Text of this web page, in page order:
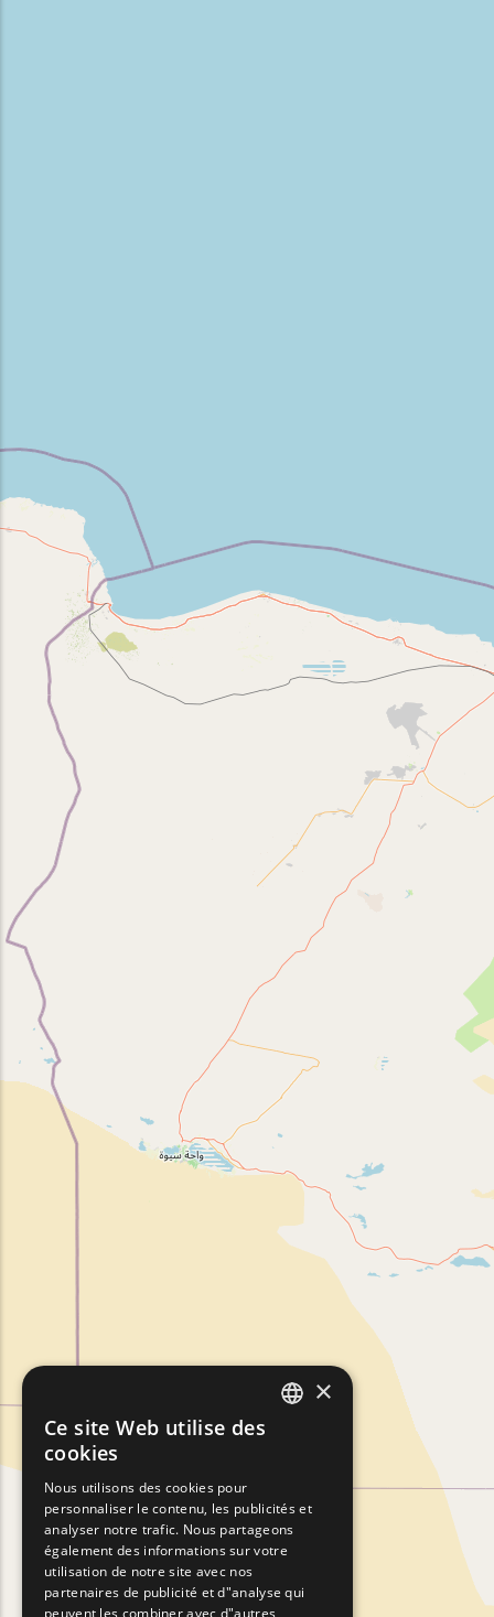
FRENCH
BULGARIAN
GERMAN
×
Ce site Web utilise des
cookies
Nous utilisons des cookies pour
personnaliser le contenu, les publicités et
analyser notre trafic. Nous partageons
également des informations sur votre
utilisation de notre site avec nos
partenaires de publicité et d"analyse qui
peuvent les combiner avec d"autres